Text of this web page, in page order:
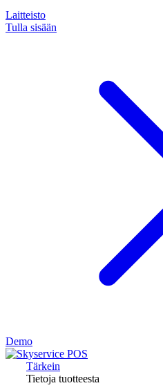
Laitteisto
Tulla sisään
Demo
Tärkein
Tietoja tuotteesta